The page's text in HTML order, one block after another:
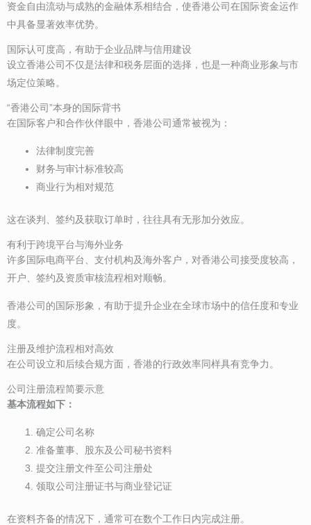
资金自由流动与成熟的金融体系相结合，使香港公司在国际资金运作
中具备显著效率优势。
国际认可度高，有助于企业品牌与信用建设
设立香港公司不仅是法律和税务层面的选择，也是一种商业形象与市
场定位策略。
“香港公司”本身的国际背书
在国际客户和合作伙伴眼中，香港公司通常被视为：
法律制度完善
财务与审计标准较高
商业行为相对规范
这在谈判、签约及获取订单时，往往具有无形加分效应。
有利于跨境平台与海外业务
许多国际电商平台、支付机构及海外客户，对香港公司接受度较高，
开户、签约及资质审核流程相对顺畅。
香港公司的国际形象，有助于提升企业在全球市场中的信任度和专业
度。
注册及维护流程相对高效
在公司设立和后续合规方面，香港的行政效率同样具有竞争力。
公司注册流程简要示意
基本流程如下：
确定公司名称
准备董事、股东及公司秘书资料
提交注册文件至公司注册处
领取公司注册证书与商业登记证
在资料齐备的情况下，通常可在数个工作日内完成注册。